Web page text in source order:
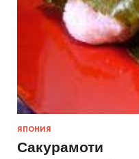
ЯПОНИЯ
Сакурамоти